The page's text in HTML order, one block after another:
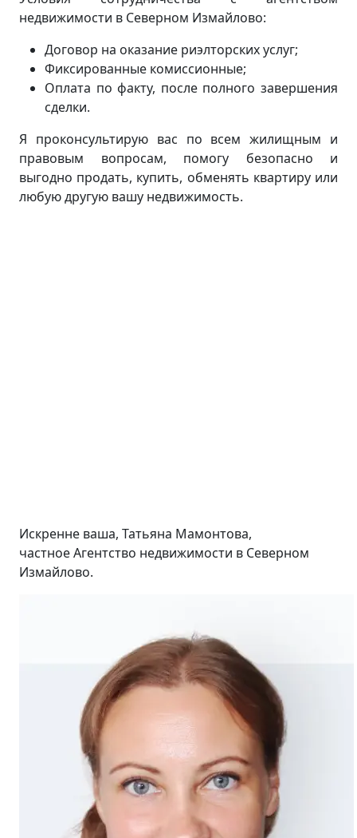
недвижимости в Северном Измайлово:
Договор на оказание риэлторских услуг;
Фиксированные комиссионные;
Оплата по факту, после полного завершения
сделки.
Я проконсультирую вас по всем жилищным и
правовым вопросам, помогу безопасно и
выгодно продать, купить, обменять квартиру или
любую другую вашу недвижимость.
Искренне ваша, Татьяна Мамонтова,
частное Агентство недвижимости в Северном
Измайлово.